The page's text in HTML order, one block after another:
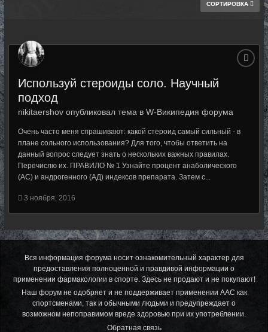
СОРТИРОВКА
Используй стероиды соло. Научный
подход
nikitaershov опубликовал тема в W-Википедия форума
Очень часто меня спрашивают: какой стероид самый сильный - в
плане сольного использования? Для того, чтобы ответить на
данный вопрос следует знать о нескольких важных правилах.
Перечислю их. ПРАВИЛО № 1 Узнайте процент анаболического
(АС) и андрогенного (АД) индексов препарата. Затем с...
3 ноября, 2016
Вся информация форума носит ознакомительный характер для
предоставления полноценной и правдивой информации о
применении фармакологии в спорте. Здесь не продают и не покупают!
Наш форум не одобряет и не поддерживает применении ААС как
спортсменами, так и обычными людьми и предупреждает о
возможном непоправимом вреде здоровью при их употреблении.
Обратная связь